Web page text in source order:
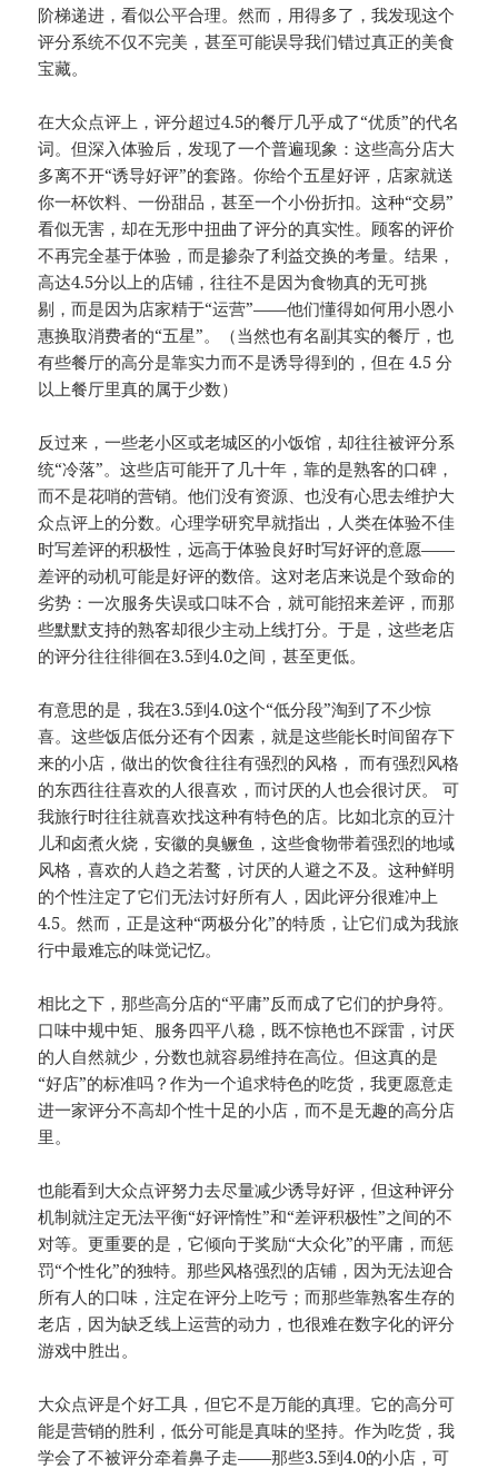
阶梯递进，看似公平合理。然而，用得多了，我发现这个
评分系统不仅不完美，甚至可能误导我们错过真正的美食
宝藏。
在大众点评上，评分超过4.5的餐厅几乎成了“优质”的代名
词。但深入体验后，发现了一个普遍现象：这些高分店大
多离不开“诱导好评”的套路。你给个五星好评，店家就送
你一杯饮料、一份甜品，甚至一个小份折扣。这种“交易”
看似无害，却在无形中扭曲了评分的真实性。顾客的评价
不再完全基于体验，而是掺杂了利益交换的考量。结果，
高达4.5分以上的店铺，往往不是因为食物真的无可挑
剔，而是因为店家精于“运营”——他们懂得如何用小恩小
惠换取消费者的“五星”。（当然也有名副其实的餐厅，也
有些餐厅的高分是靠实力而不是诱导得到的，但在 4.5 分
以上餐厅里真的属于少数）
反过来，一些老小区或老城区的小饭馆，却往往被评分系
统“冷落”。这些店可能开了几十年，靠的是熟客的口碑，
而不是花哨的营销。他们没有资源、也没有心思去维护大
众点评上的分数。心理学研究早就指出，人类在体验不佳
时写差评的积极性，远高于体验良好时写好评的意愿——
差评的动机可能是好评的数倍。这对老店来说是个致命的
劣势：一次服务失误或口味不合，就可能招来差评，而那
些默默支持的熟客却很少主动上线打分。于是，这些老店
的评分往往徘徊在3.5到4.0之间，甚至更低。
有意思的是，我在3.5到4.0这个“低分段”淘到了不少惊
喜。这些饭店低分还有个因素，就是这些能长时间留存下
来的小店，做出的饮食往往有强烈的风格， 而有强烈风格
的东西往往喜欢的人很喜欢，而讨厌的人也会很讨厌。 可
我旅行时往往就喜欢找这种有特色的店。比如北京的豆汁
儿和卤煮火烧，安徽的臭鳜鱼，这些食物带着强烈的地域
风格，喜欢的人趋之若鹜，讨厌的人避之不及。这种鲜明
的个性注定了它们无法讨好所有人，因此评分很难冲上
4.5。然而，正是这种“两极分化”的特质，让它们成为我旅
行中最难忘的味觉记忆。
相比之下，那些高分店的“平庸”反而成了它们的护身符。
口味中规中矩、服务四平八稳，既不惊艳也不踩雷，讨厌
的人自然就少，分数也就容易维持在高位。但这真的是
“好店”的标准吗？作为一个追求特色的吃货，我更愿意走
进一家评分不高却个性十足的小店，而不是无趣的高分店
里。
也能看到大众点评努力去尽量减少诱导好评，但这种评分
机制就注定无法平衡“好评惰性”和“差评积极性”之间的不
对等。更重要的是，它倾向于奖励“大众化”的平庸，而惩
罚“个性化”的独特。那些风格强烈的店铺，因为无法迎合
所有人的口味，注定在评分上吃亏；而那些靠熟客生存的
老店，因为缺乏线上运营的动力，也很难在数字化的评分
游戏中胜出。
大众点评是个好工具，但它不是万能的真理。它的高分可
能是营销的胜利，低分可能是真味的坚持。作为吃货，我
学会了不被评分牵着鼻子走——那些3.5到4.0的小店，可